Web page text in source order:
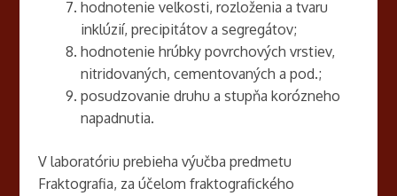
hodnotenie veľkosti, rozloženia a tvaru
inklúzií, precipitátov a segregátov;
hodnotenie hrúbky povrchových vrstiev,
nitridovaných, cementovaných a pod.;
posudzovanie druhu a stupňa korózneho
napadnutia.
V laboratóriu prebieha výučba predmetu
Fraktografia, za účelom fraktografického